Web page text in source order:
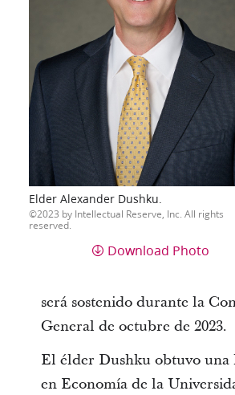
Elder Alexander Dushku.
2023 by Intellectual Reserve, Inc. All rights
reserved.
Download Photo
será sostenido durante la
General de octubre de 2023.
El élder Dushku obtuvo una
en Economía de la